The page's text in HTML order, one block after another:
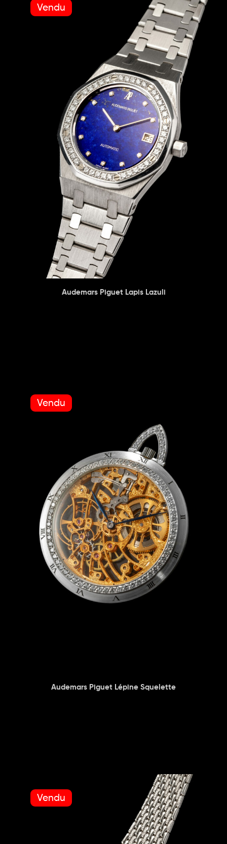
Vendu
Audemars Piguet Lapis Lazuli
Vendu
Audemars Piguet Lépine Squelette
Vendu